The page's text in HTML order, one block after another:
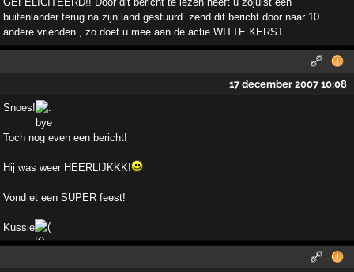
buitenlander terug na zijn land gestuurd. zend dit bericht door naar 10
andere vrienden , zo doet u mee aan de actie WITTE KERST
17 december 2007 10:08
Snoes!
Toch nog even een bericht!
Hij was weer HEERLIJKKK!
Vond et een SUPER feest!
Kussie